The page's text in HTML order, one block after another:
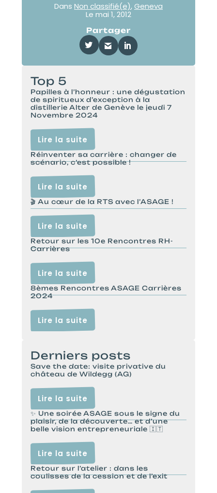
Dans Non classifié(e),Geneva
Le mai 1, 2012
Partager
Top 5
Papilles à l’honneur : une dégustation
de spiritueux d’exception à la
distillerie Alter de Genève le jeudi 7
Novembre 2024
Lire la suite
Réinventer sa carrière : changer de
scénario, c’est possible !
Lire la suite
🎬 Au cœur de la RTS avec l’ASAGE !
Lire la suite
Retour sur les 10e Rencontres RH-
Carrières
Lire la suite
8èmes Rencontres ASAGE Carrières
2024
Lire la suite
Derniers posts
Save the date: visite privative du
château de Wildegg (AG)
Lire la suite
✨ Une soirée ASAGE sous le signe du
plaisir, de la découverte… et d’une
belle vision entrepreneuriale 🇮🇹
Lire la suite
Retour sur l’atelier : dans les
coulisses de la cession et de l’exit